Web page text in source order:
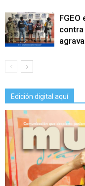
Edición digital aquí